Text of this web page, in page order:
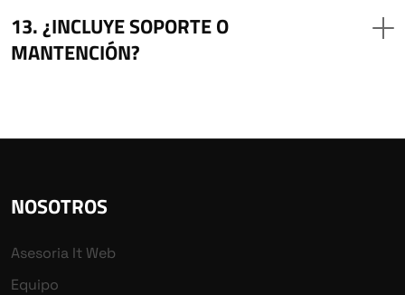
¿INCLUYE SOPORTE O
MANTENCIÓN?
NOSOTROS
Asesoria It Web
Equipo